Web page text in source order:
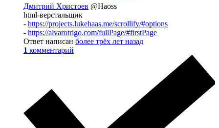
Дмитрий Христоев @Haoss
html-верстальщик
- https://projects.lukehaas.me/scrollify/#options
- https://alvarotrigo.com/fullPage/#firstPage
Ответ написан более трёх лет назад
1 комментарий